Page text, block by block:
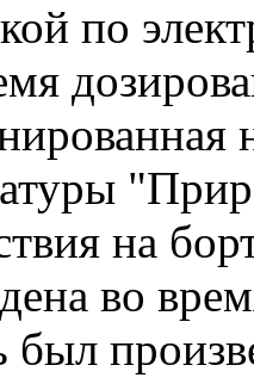
по
на
во
был